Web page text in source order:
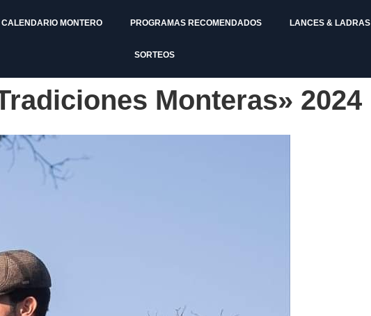
CALENDARIO MONTERO PROGRAMAS RECOMENDADOS LANCES & LADRAS
SORTEOS
Monteras» 2024